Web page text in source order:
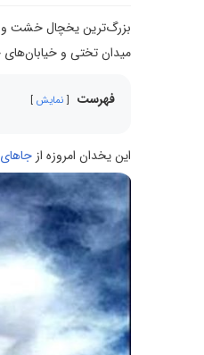
بزرگ‌ترین یخچال خشت و
میدان تختی و
فهرست نمایش
این یخدان امروزه از